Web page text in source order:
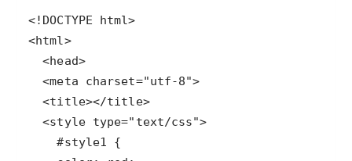
<html>
  <head>
  <title></title>